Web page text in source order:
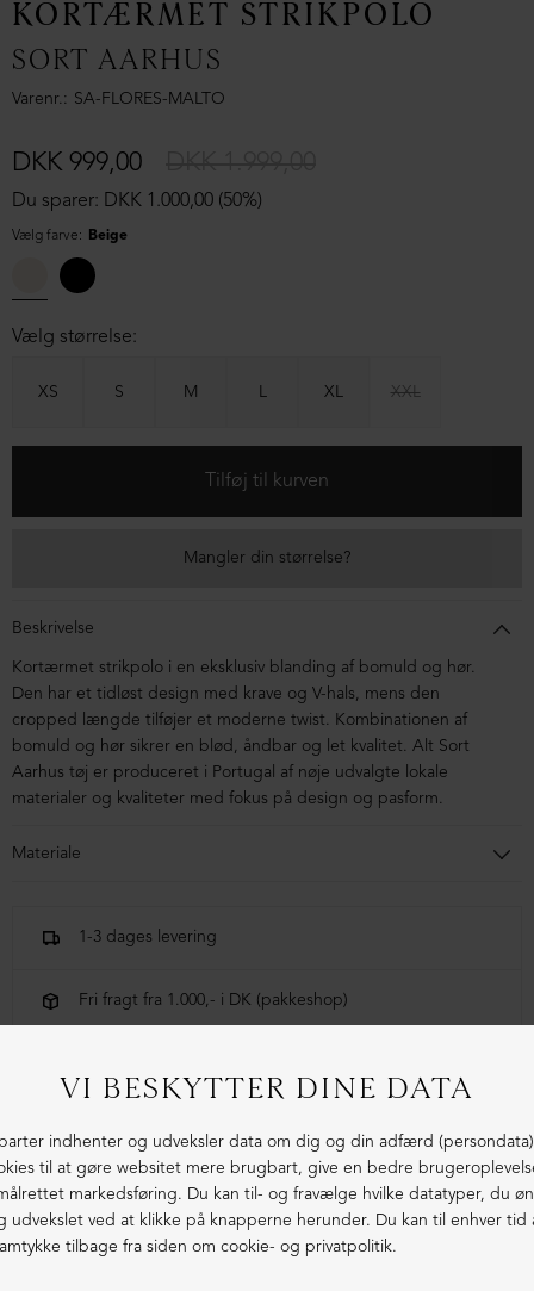
KORTÆRMET STRIKPOLO
SORT AARHUS
Varenr. SA-FLORES-MALTO
Du sparer: DKK 1.000,00 (50%)
DKK 999,00
Vælg farve: Beige
Vælg størrelse:
XS S M L XL XXL
Mangler din størrelse?
Beskrivelse
Kortærmet strikpolo i en eksklusiv blanding af bomuld og hør.
Den har et tidløst design med krave og V-hals, mens den
cropped længde tilføjer et moderne twist. Kombinationen af
bomuld og hør sikrer en blød, åndbar og let kvalitet. Alt Sort
Aarhus tøj er produceret i Portugal af nøje udvalgte lokale
materialer og kvaliteter med fokus på design og pasform.
Materiale
1-3 dages levering
Fri fragt fra 1.000,- i DK (pakkeshop)
LIGNENDE PRODUKTER